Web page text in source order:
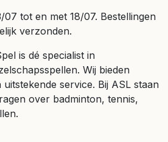
tot en met 18/07. Bestellingen
verzonden.
is dé specialist in
Wij bieden
service. Bij ASL staan
over badminton, tennis,